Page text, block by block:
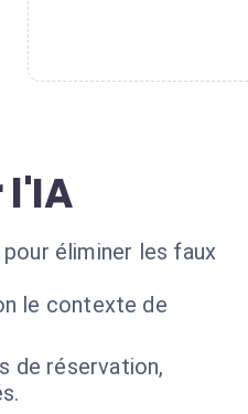
éliminer les faux
le contexte de
de réservation,